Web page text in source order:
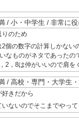
小・中学生 / 非常に役
りのため
2個の数字の計算しかない
なものがネタであったの
2，8は仲がいいので肩
高校・専門・大学生
好きだから
ないのでそこまでやって